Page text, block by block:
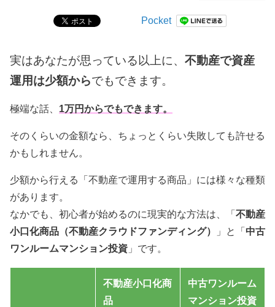
Pocket
実はあなたが思っている以上に、 不動産で資産
運用は少額からでもできます。
極端な話、 1万円からでもできます。
そのくらいの金額なら、ちょっとくらい失敗しても許せる
かもしれません。
少額から行える「不動産で運用する商品」には様々な種類
があります。
なかでも、初心者が始めるのに現実的な方法は、「 不動産
小口化商品（不動産クラウドファンディング）
」と「 中古
ワンルームマンション投資 」です。
不動産小口化商
品
中古ワンルーム
マンション投資